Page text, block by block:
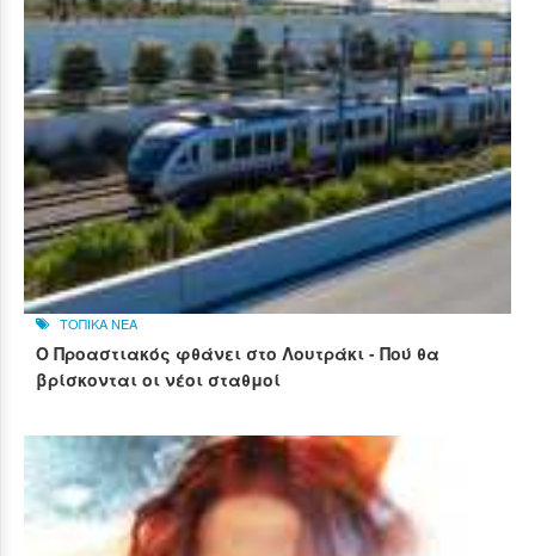
ΤΟΠΙΚΑ ΝΕΑ
Ο Προαστιακός φθάνει στο Λουτράκι - Πού θα
βρίσκονται οι νέοι σταθμοί